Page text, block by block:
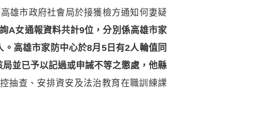
市政府社會局於接獲檢方通知何妻疑
A女通報資料共計9位，分別係高雄市家
高雄市家防中心於8月5日有2人輪值同
並已予以記過或申誡不等之懲處，他縣
抽查、安排資安及法治教育在職訓練課